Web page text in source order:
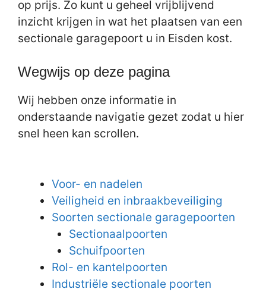
op prijs. Zo kunt u geheel vrijblijvend
inzicht krijgen in wat het plaatsen van een
sectionale garagepoort u in Eisden kost.
Wegwijs op deze pagina
Wij hebben onze informatie in
onderstaande navigatie gezet zodat u hier
snel heen kan scrollen.
Voor- en nadelen
Veiligheid en inbraakbeveiliging
Soorten sectionale garagepoorten
Sectionaalpoorten
Schuifpoorten
Rol- en kantelpoorten
Industriële sectionale poorten